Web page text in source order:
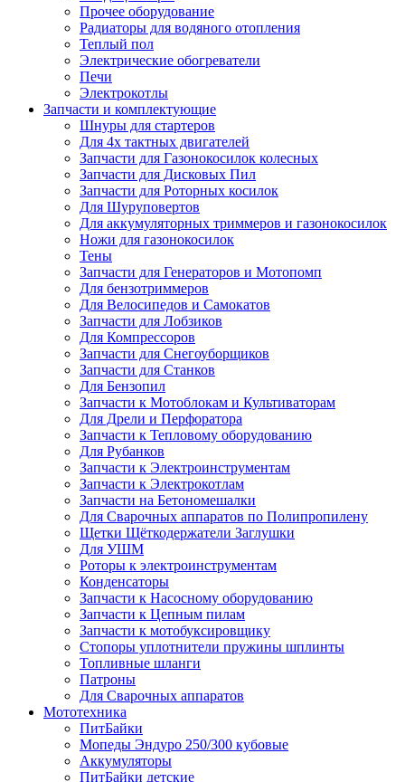
Прочее оборудование
Радиаторы для водяного отопления
Теплый пол
Электрические обогреватели
Печи
Электрокотлы
Запчасти и комплектующие
Шнуры для стартеров
Для 4х тактных двигателей
Запчасти для Газонокосилок колесных
Запчасти для Дисковых Пил
Запчасти для Роторных косилок
Для Шуруповертов
Для аккумуляторных триммеров и газонокосилок
Ножи для газонокосилок
Тены
Запчасти для Генераторов и Мотопомп
Для бензотриммеров
Для Велосипедов и Самокатов
Запчасти для Лобзиков
Для Компрессоров
Запчасти для Снегоуборщиков
Запчасти для Станков
Для Бензопил
Запчасти к Мотоблокам и Культиваторам
Для Дрели и Перфоратора
Запчасти к Тепловому оборудованию
Для Рубанков
Запчасти к Электроинструментам
Запчасти к Электрокотлам
Запчасти на Бетономешалки
Для Сварочных аппаратов по Полипропилену
Щетки Щёткодержатели Заглушки
Для УШМ
Роторы к электроинструментам
Конденсаторы
Запчасти к Насосному оборудованию
Запчасти к Цепным пилам
Запчасти к мотобуксировщику
Стопоры уплотнители пружины шплинты
Топливные шланги
Патроны
Для Сварочных аппаратов
Мототехника
ПитБайки
Мопеды Эндуро 250/300 кубовые
Аккумуляторы
ПитБайки детские